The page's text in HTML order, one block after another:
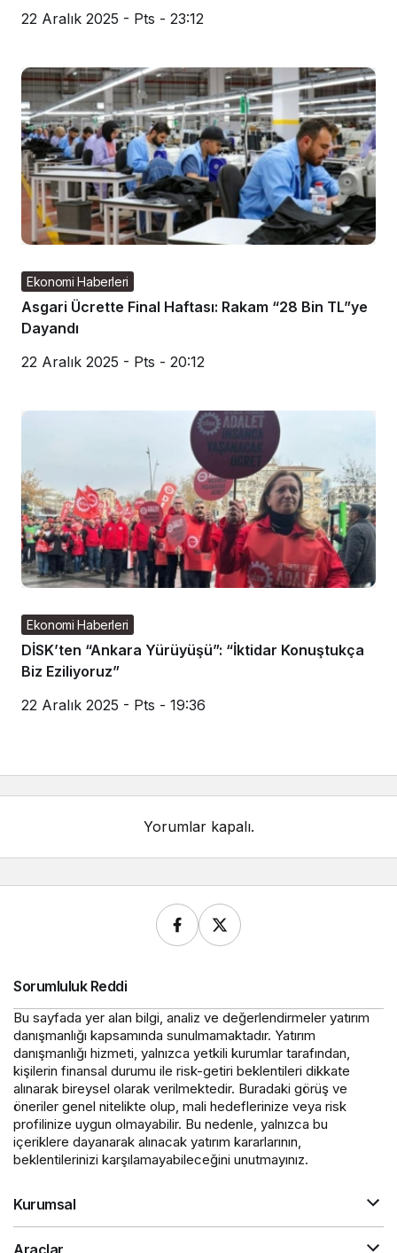
22 Aralık 2025 - Pts - 23:12
Ekonomi Haberleri
Asgari Ücrette Final Haftası: Rakam “28 Bin TL”ye
Dayandı
22 Aralık 2025 - Pts - 20:12
Ekonomi Haberleri
DİSK’ten “Ankara Yürüyüşü”: “İktidar Konuştukça
Biz Eziliyoruz”
22 Aralık 2025 - Pts - 19:36
Yorumlar kapalı.
Sorumluluk Reddi
Bu sayfada yer alan bilgi, analiz ve değerlendirmeler yatırım
danışmanlığı kapsamında sunulmamaktadır. Yatırım
danışmanlığı hizmeti, yalnızca yetkili kurumlar tarafından,
kişilerin finansal durumu ile risk-getiri beklentileri dikkate
alınarak bireysel olarak verilmektedir. Buradaki görüş ve
öneriler genel nitelikte olup, mali hedeflerinize veya risk
profilinize uygun olmayabilir. Bu nedenle, yalnızca bu
içeriklere dayanarak alınacak yatırım kararlarının,
beklentilerinizi karşılamayabileceğini unutmayınız.
Kurumsal